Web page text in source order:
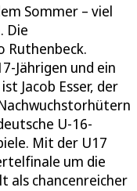
Sommer – viel
Die
Ruthenbeck.
Jährigen und ein
Jacob Esser, der
U-16-
Mit der U17
um die
als chancenreicher